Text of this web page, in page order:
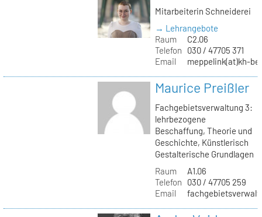
Mitarbeiterin Schneiderei
→ Lehrangebote
Raum
C2.06
Telefon
030 / 47705 371
Email
meppelink(at)kh-
Maurice Preißler
Fachgebietsverwaltung 3:
lehrbezogene
Beschaffung, Theorie und
Geschichte, Künstlerisch
Gestalterische Grundlagen
Raum
A1.06
Telefon
030 / 47705 259
Email